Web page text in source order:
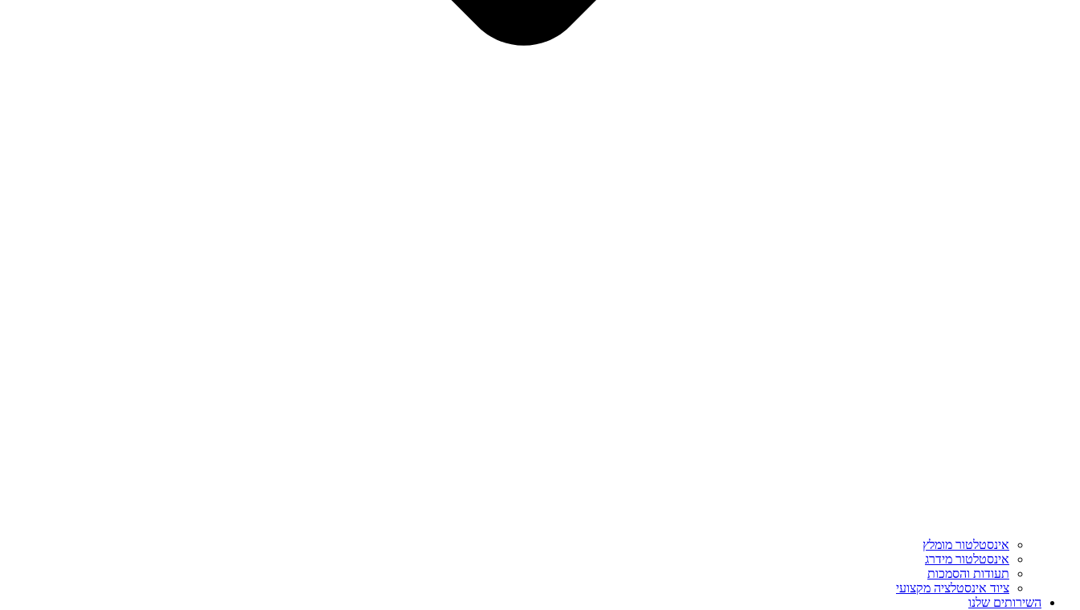
אינסטלטור מומלץ
אינסטלטור מידרג
תעודות והסמכות
ציוד אינסטלציה מקצועי
השירותים שלנו